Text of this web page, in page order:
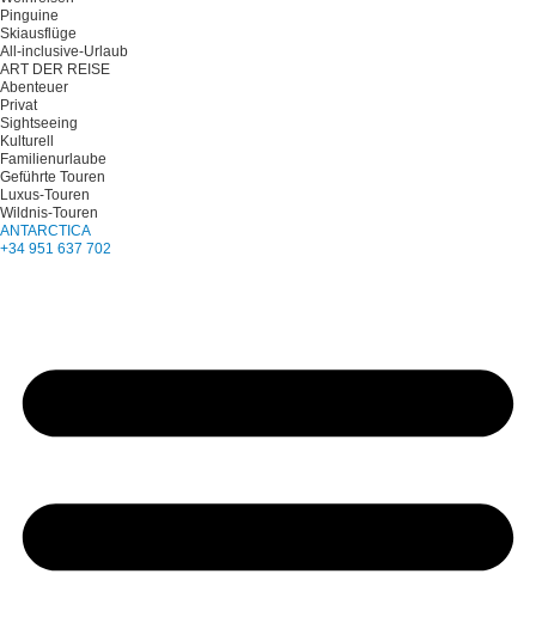
Pinguine
Skiausflüge
All-inclusive-Urlaub
ART DER REISE
Abenteuer
Privat
Sightseeing
Kulturell
Familienurlaube
Geführte Touren
Luxus-Touren
Wildnis-Touren
ANTARCTICA
+34 951 637 702